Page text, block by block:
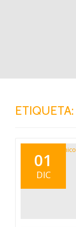
ETIQUETA:
01
DIC